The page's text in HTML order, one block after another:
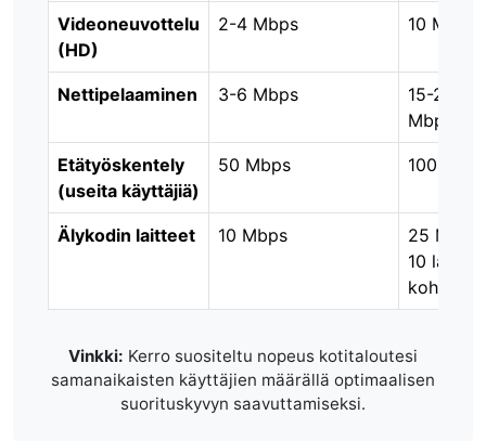
Videoneuvottelu
(HD)
2-4 Mbps 10 Mbps
Nettipelaaminen 3-6 Mbps
15-25
Mbps
Etätyöskentely
(useita käyttäjiä)
50 Mbps 100
Älykodin laitteet 10 Mbps
25 Mbps
10
kohden
Vinkki: Kerro suositeltu nopeus kotitaloutesi
samanaikaisten käyttäjien määrällä optimaalisen
suorituskyvyn saavuttamiseksi.